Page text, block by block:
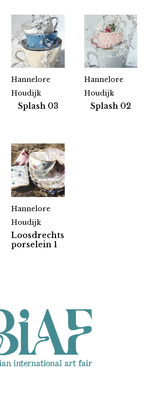
Hannelore
Houdijk
Splash 03
Hannelore
Houdijk
Splash 02
Hannelore
Houdijk
Loosdrechts
porselein 1
Partners